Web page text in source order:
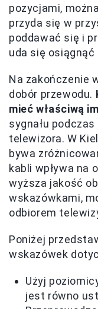
pozycjami,
przyda się w
poddawać się i
uda się
Na zakończenie
dobór przewodu.
mieć właściwą
sygnału
telewizora. W
bywa
kabli wpływa na
wyższa jakość
wskazówkami,
odbiorem
Poniżej
wskazówek
Użyj
jest równo